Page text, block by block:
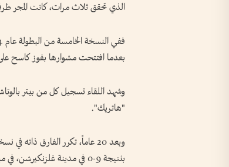
الذي تحقق ثلاث مرات، كانت المجر
بعدما افتتحت مشوارها بفوز كاسح على منتخب
وشهد اللقاء تسجيل كل من بيتر
"هاتريك".
بنتيجة 9-0 في مدينة غلزنكيرشن، في مباراة برز خلالها كل من دراغان دزاجيتش ودوشان باييفيتش.